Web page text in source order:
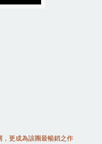
，更成為該團最暢銷之作